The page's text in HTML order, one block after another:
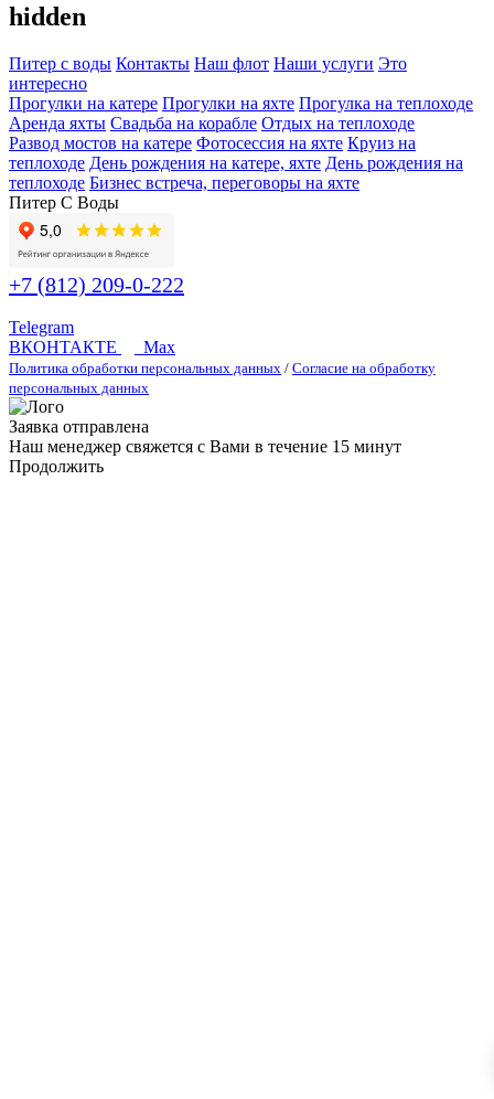
hidden
Питер с воды Контакты Наш флот Наши услуги Это
интересно
Прогулки на катере Прогулки на яхте Прогулка на теплоходе
Аренда яхты Свадьба на корабле Отдых на теплоходе
Развод мостов на катере Фотосессия на яхте Круиз на
теплоходе День рождения на катере, яхте День рождения на
теплоходе Бизнес встреча, переговоры на яхте
Питер С Воды
+7 (812) 209-0-222
Telegram
ВКОНТАКТЕ
Max
Политика обработки персональных данных / Согласие на обработку
персональных данных
Заявка отправлена
Наш менеджер свяжется с Вами в течение 15 минут
Продолжить